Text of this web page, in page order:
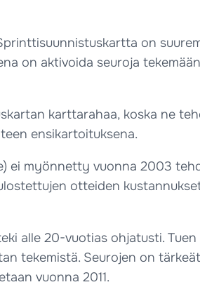
on
on aktivoida seuroja
karttarahaa, koska ne
ensikartoituksena.
ei myönnetty vuonna 2003
otteiden
alle 20-vuotias ohjatusti.
tekemistä. Seurojen on
vuonna 2011.